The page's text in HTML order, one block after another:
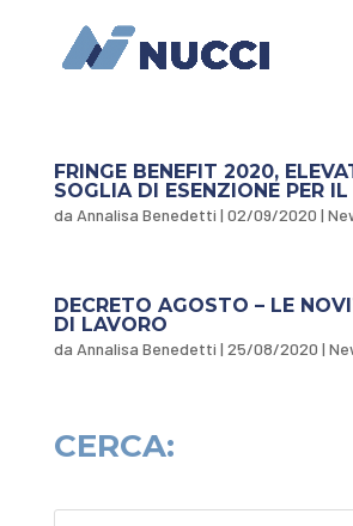
FRINGE BENEFIT 2020,
SOGLIA DI ESENZIONE PER
da Annalisa Benedetti | 02/09/2020 |
DECRETO AGOSTO – LE
DI LAVORO
da Annalisa Benedetti | 25/08/2020 |
CERCA: